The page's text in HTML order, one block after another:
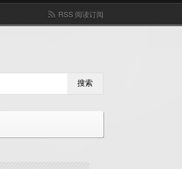
RSS 阅读订阅
搜索